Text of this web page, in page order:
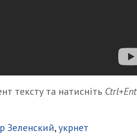
тексту та натисніть
Зеленский,укрнет